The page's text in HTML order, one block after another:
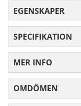
EGENSKAPER
SPECIFIKATION
MER INFO
OMDÖMEN